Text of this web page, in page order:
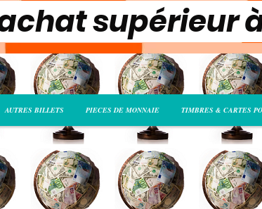
supérieur
AUTRES BILLETS PIECES DE MONNAIE TIMBRES & CARTES